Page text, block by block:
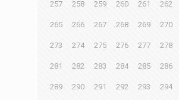
257 258 259 260 261 262
265 266 267 268 269 270
273 274 275 276 277 278
281 282 283 284 285 286
289 290 291 292 293 294